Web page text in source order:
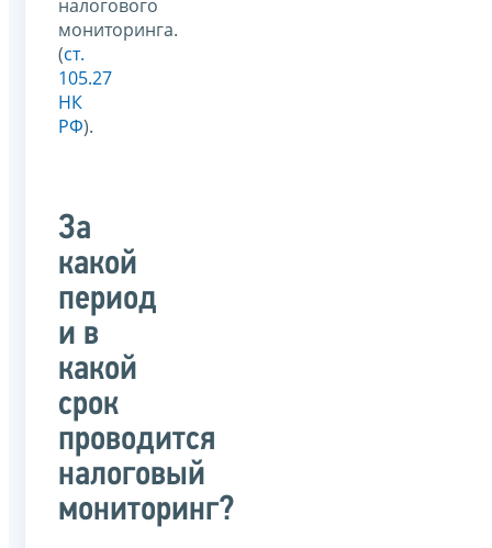
налогового
мониторинга.
(ст.
105.27
НК
РФ).
За
какой
период
и в
какой
срок
проводится
налоговый
мониторинг?